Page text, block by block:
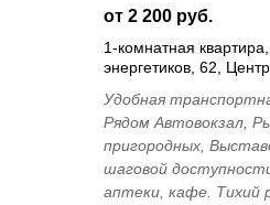
от 2 200 руб.
1-комнатная
энергетиков, 62,
Удобная
Рядом Автовокзал,
пригородных,
шаговой
аптеки, кафе. Тихий